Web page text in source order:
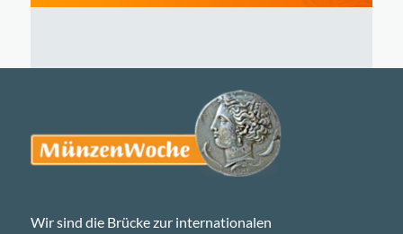
Wir sind die Brücke zur internationalen